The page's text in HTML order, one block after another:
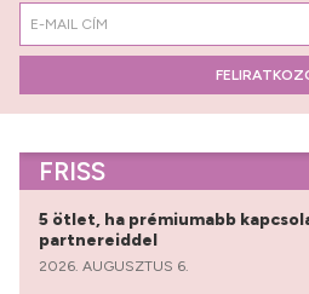
FRISS
5 ötlet, ha prémiumabb
partnereiddel
2026. AUGUSZTUS 6.